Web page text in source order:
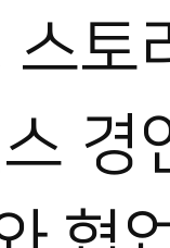
스토
경